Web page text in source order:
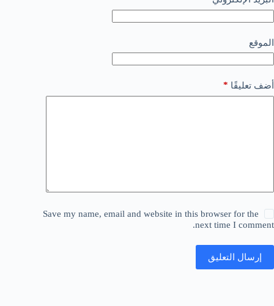
الموقع
أضف تعليقًا *
Save my name, email and website in this browser for the
next time I comment.
إرسال التعليق